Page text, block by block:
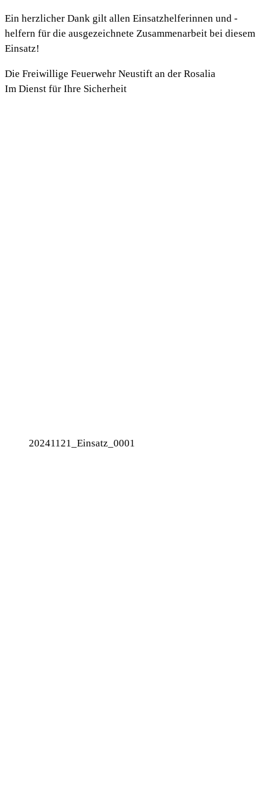
Ein herzlicher Dank gilt allen Einsatzhelferinnen und -
helfern für die ausgezeichnete Zusammenarbeit bei diesem
Einsatz!
Die Freiwillige Feuerwehr Neustift an der Rosalia
Im Dienst für Ihre Sicherheit
20241121_Einsatz_0001